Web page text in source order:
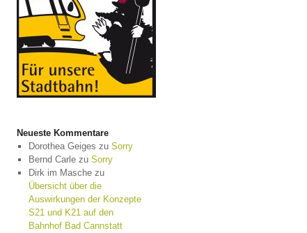
Neueste Kommentare
Dorothea Geiges zu Sorry
Bernd Carlezu Sorry
Dirk im Maschezu
Übersicht über die
Auswirkungen der Konzepte
S21 und K21 auf den
Bahnhof Bad Cannstatt